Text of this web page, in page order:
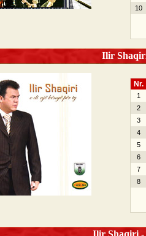
10
Ilir
Nr.
1
2
3
4
5
6
7
8
Ilir Shaqiri